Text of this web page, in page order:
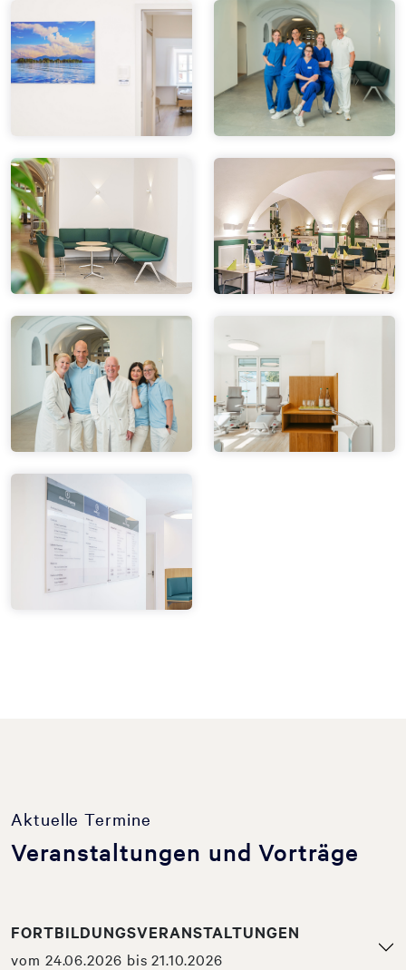
Aktuelle Termine
Veranstaltungen und Vorträge
FORTBILDUNGSVERANSTALTUNGEN
vom 24.06.2026 bis 21.10.2026